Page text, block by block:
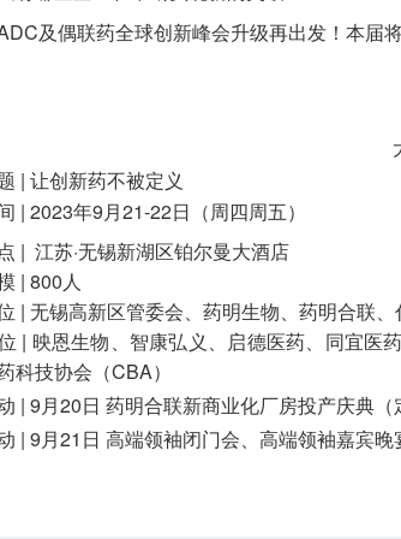
及偶联药全球创新峰会升级再出发！本届
| 让创新药不被定义
| 2023年9月21-22日（周四周五）
| 江苏·无锡新湖区铂尔曼大酒店
| 800人
| 无锡高新区管委会、药明生物、药明合联
| 映恩生物、智康弘义、启德医药、同宜医
科技协会（CBA）
| 9月20日 药明合联新商业化厂房投产庆典（
| 9月21日 高端领袖闭门会、高端领袖嘉宾晚